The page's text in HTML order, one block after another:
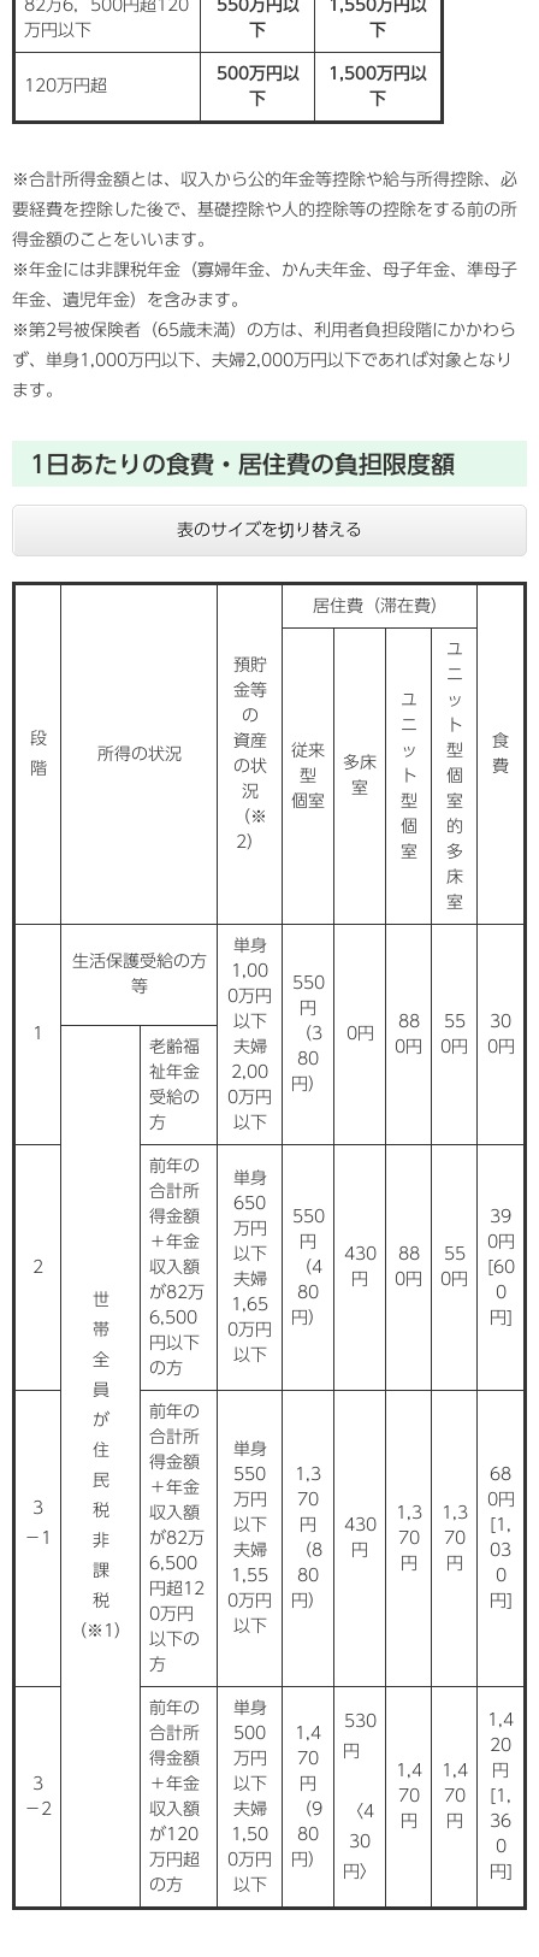
82万6，500円超120
万円以下
550万円以
下
1,550万円以
下
120万円超
500万円以
下
1,500万円以
下
※合計所得金額とは、収入から公的年金等控除や給与所得控除、必
要経費を控除した後で、基礎控除や人的控除等の控除をする前の所
得金額のことをいいます。
※年金には非課税年金（寡婦年金、かん夫年金、母子年金、準母子
年金、遺児年金）を含みます。
※第2号被保険者（65歳未満）の方は、利用者負担段階にかかわら
ず、単身1,000万円以下、夫婦2,000万円以下であれば対象となり
ます。
1日あたりの食費・居住費の負担限度額
表のサイズを切り替える
段
階
所得の状況
預貯
金等
の
資産
の状
況
（※
2）
居住費（滞在費）
食
費
従来
型
個室
多床
室
ユ
ニ
ッ
ト
型
個
室
ユ
ニ
ッ
ト
型
個
室
的
多
床
室
1
生活保護受給の方
等
単身
1,00
0万円
以下
夫婦
2,00
0万円
以下
550
円
（3
80
円）
0円
88
0円
55
0円
30
0円
世
帯
全
員
が
住
民
税
非
課
税
（※1）
老齢福
祉年金
受給の
方
2
前年の
合計所
得金額
＋年金
収入額
が82万
6,500
円以下
の方
単身
650
万円
以下
夫婦
1,65
0万円
以下
550
円
（4
80
円）
430
円
88
0円
55
0円
39
0円
[60
0
円]
3
−1
前年の
合計所
得金額
＋年金
収入額
が82万
6,500
円超12
0万円
以下の
方
単身
550
万円
以下
夫婦
1,55
0万円
以下
1,3
70
円
（8
80
円）
430
円
1,3
70
円
1,3
70
円
68
0円
[1,
03
0
円]
3
−2
前年の
合計所
得金額
＋年金
収入額
が120
万円超
の方
単身
500
万円
以下
夫婦
1,50
0万円
以下
1,4
70
円
（9
80
円）
530
円
〈4
30
円〉
1,4
70
円
1,4
70
円
1,4
20
円
[1,
36
0
円]